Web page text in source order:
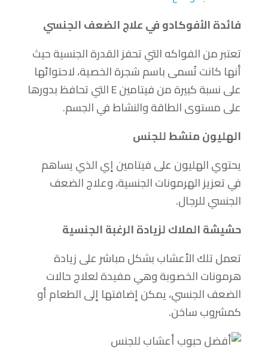
فائدة الأفوكادو في علاج الضعف الجنسي
تعتبر من الفواكه التي تحفز القدرة الجنسية حيث
أنها كانت تُسمى باسم شجرة الخصية، لاحتوائها
على نسبة كبيرة من فيتامين E التي تحافظ بدورها
على مستوى الطاقة والنشاط في الجسم.
الهليون منشط للجنس
يحتوي الهليون على فيتامين إي الذي يساهم
في تعزيز الهرمونات الجنسية، وعلاج الضعف
الجنسي للرجال.
حشيشة الملاك لزيادة الرغبة الجنسية
تعمل تلك الأعشاب بشكل مباشر على زيادة
هرمونات الخصوبة وهي مفيدة لعلاج حالات
الضعف الجنسي، يمكن إضافتها إلى الطعام أو
كمشروب ساخن.